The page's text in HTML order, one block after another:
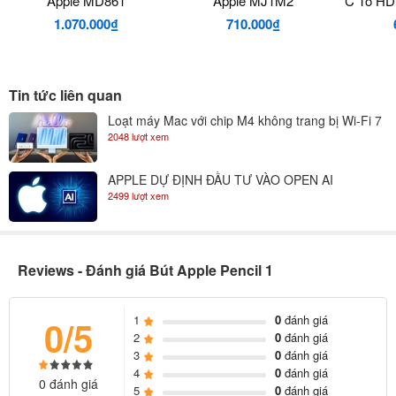
chất liệu từ nhựa cao cấp màu trắng bóng đem đến vẻ đẹp sang
trọng cho sản phẩm. Ưu điểm của bút là có thiết kế tương đối dài,
phẳng.
1.070.000₫ 710.000₫
Tin tức liên quan
Loạt máy Mac với chip M4 không trang bị Wi-Fi 7
2048 lượt xem
APPLE DỰ ĐỊNH ĐẦU TƯ VÀO OPEN AI
2499 lượt xem
Reviews - Đánh giá Bút Apple Pencil 1
0/5
0 đánh giá
1 0đánh giá
2
0đánh giá
3
0đánh giá
4
0đánh giá
5
0đánh giá